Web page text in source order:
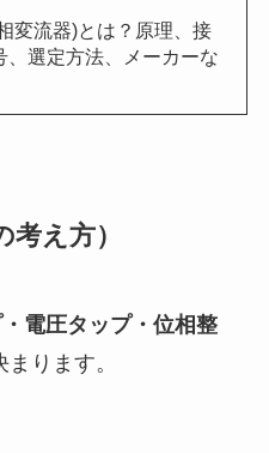
変流器)とは？原理、接
、選定方法、メーカーな
え方）
電圧タップ・位相整
ります。